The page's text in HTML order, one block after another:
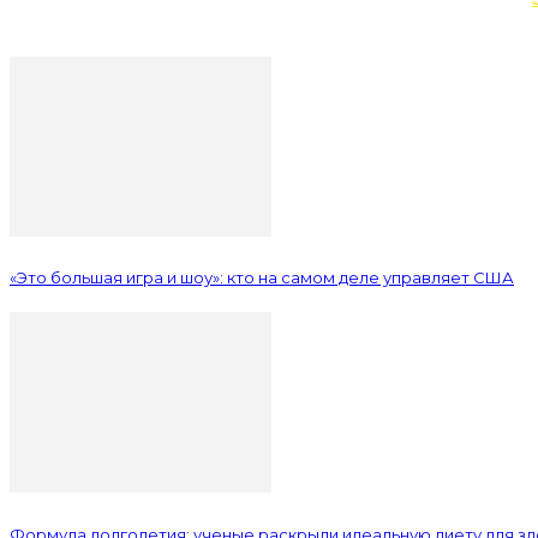
«Это большая игра и шоу»: кто на самом деле управляет США